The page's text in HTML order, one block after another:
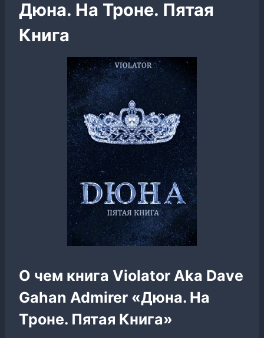
Дюна. На Троне. Пятая
Книга
О чем книга Violator Aka Dave
Gahan Admirer «Дюна. На
Троне. Пятая Книга»